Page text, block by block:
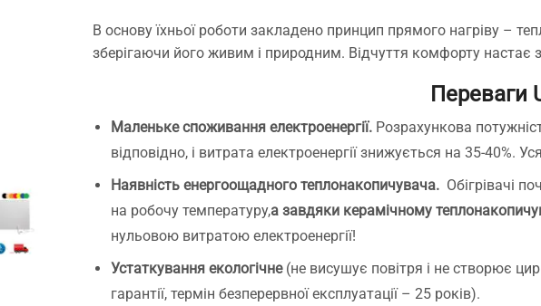
В основу їхньої роботи закладено принцип прямого нагріву –
зберігаючи його живим і природним. Відчуття комфорту настає
Переваги
Маленьке споживання електроенергії. Розрахункова
відповідно, і витрата електроенергії знижується на 35-40%.
Наявність енергоощадного теплонакопичувача. Обігрівачі
на робочу температуру,а завдяки керамічному
нульовою витратою електроенергії!
Устаткування екологічне (не висушує повітря і не створює
гарантії, термін безперервної експлуатації – 25 років).